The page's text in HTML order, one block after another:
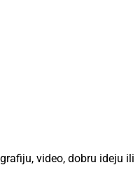
video, dobru ideju ili